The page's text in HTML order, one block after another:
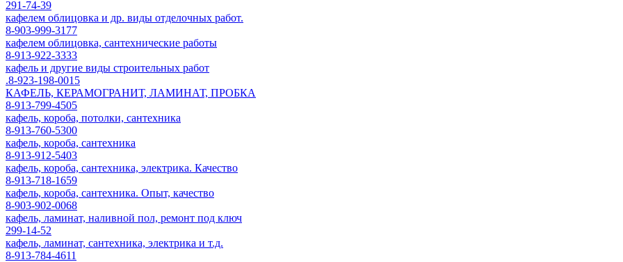
291-74-39
кафелем облицовка и др. виды отделочных работ.
8-903-999-3177
кафелем облицовка, сантехнические работы
8-913-922-3333
кафель и другие виды строительных работ
.8-923-198-0015
КАФЕЛЬ, КЕРАМОГРАНИТ, ЛАМИНАТ, ПРОБКА
8-913-799-4505
кафель, короба, потолки, сантехника
8-913-760-5300
кафель, короба, сантехника
8-913-912-5403
кафель, короба, сантехника, электрика. Качество
8-913-718-1659
кафель, короба, сантехника. Опыт, качество
8-903-902-0068
кафель, ламинат, наливной пол, ремонт под ключ
299-14-52
кафель, ламинат, сантехника, электрика и т.д.
8-913-784-4611